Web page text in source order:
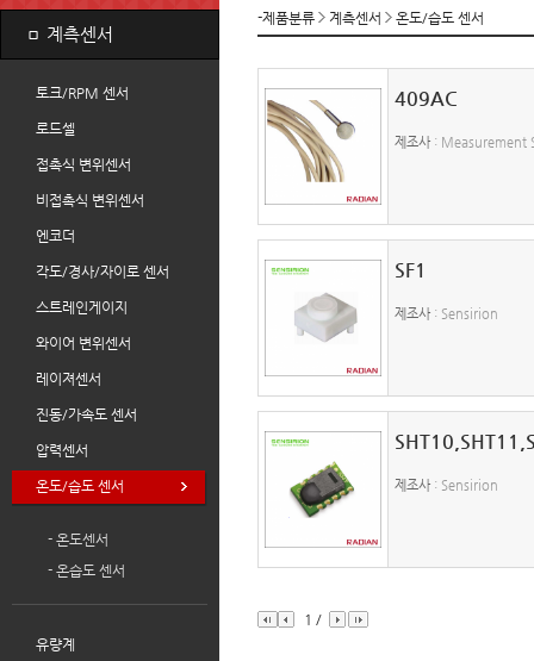
ㅁ 계측센서
토크/RPM 센서
로드셀
접촉식 변위센서
비접촉식 변위센서
엔코더
각도/경사/자이로 센서
스트레인게이지
와이어 변위센서
레이져센서
진동/가속도 센서
압력센서
온도/습도 센서
- 온도센서
- 온습도 센서
유량계
-제품분류 계측센서 온도/습도 센서
409AC
제조사 : Measurement
SF1
제조사 : Sensirion
제조사 : Sensirion
1 /